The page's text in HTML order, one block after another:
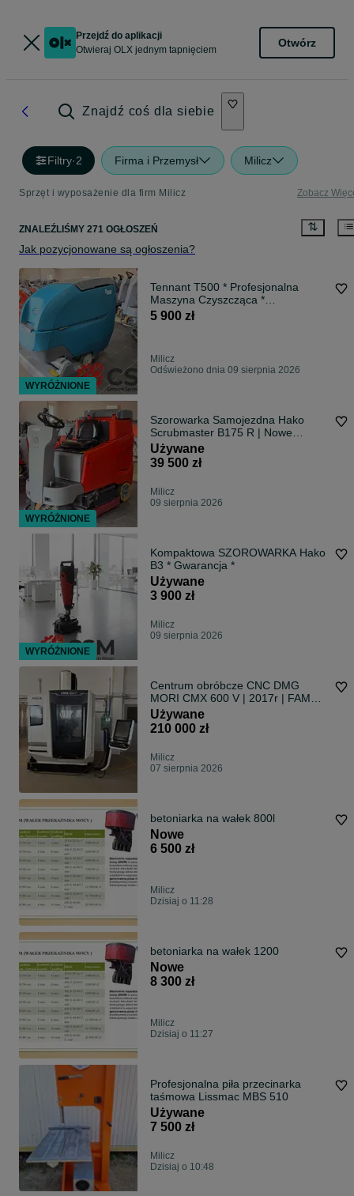
Przejdź do aplikacji
Otwieraj OLX jednym tapnięciem
Otwórz
Znajdź coś dla siebie
Filtry·2 Firma i Przemysł Milicz
Sprzęt i wyposażenie dla firm Milicz Zobacz
ZNALEŹLIŚMY 271 OGŁOSZEŃ
Jak pozycjonowane są ogłoszenia?
Tennant T500 * Profesjonalna
Maszyna Czyszcząca *
SZOROWARKA * Głowica
5 900 zł
Milicz
Odświeżono dnia 09 sierpnia 2026
Szorowarka Samojezdna Hako
Scrubmaster B175 R | Nowe
Szczotki/Pady | Gwarancja | Stan
Perfekcyjny
Używane
39 500 zł
Milicz
09 sierpnia 2026
Kompaktowa SZOROWARKA Hako
B3 * Gwarancja *
Używane
3 900 zł
Milicz
09 sierpnia 2026
Centrum obróbcze CNC DMG
MORI CMX 600 V | 2017r | FAMOT
| Stan BDB
Używane
210 000 zł
Milicz
07 sierpnia 2026
betoniarka na wałek 800l
Nowe
6 500 zł
Milicz
Dzisiaj o 11:28
betoniarka na wałek 1200
Nowe
8 300 zł
Milicz
Dzisiaj o 11:27
Profesjonalna piła przecinarka
taśmowa Lissmac MBS 510
Używane
7 500 zł
Milicz
Dzisiaj o 10:48
WYRÓŻNIONE
WYRÓŻNIONE
WYRÓŻNIONE